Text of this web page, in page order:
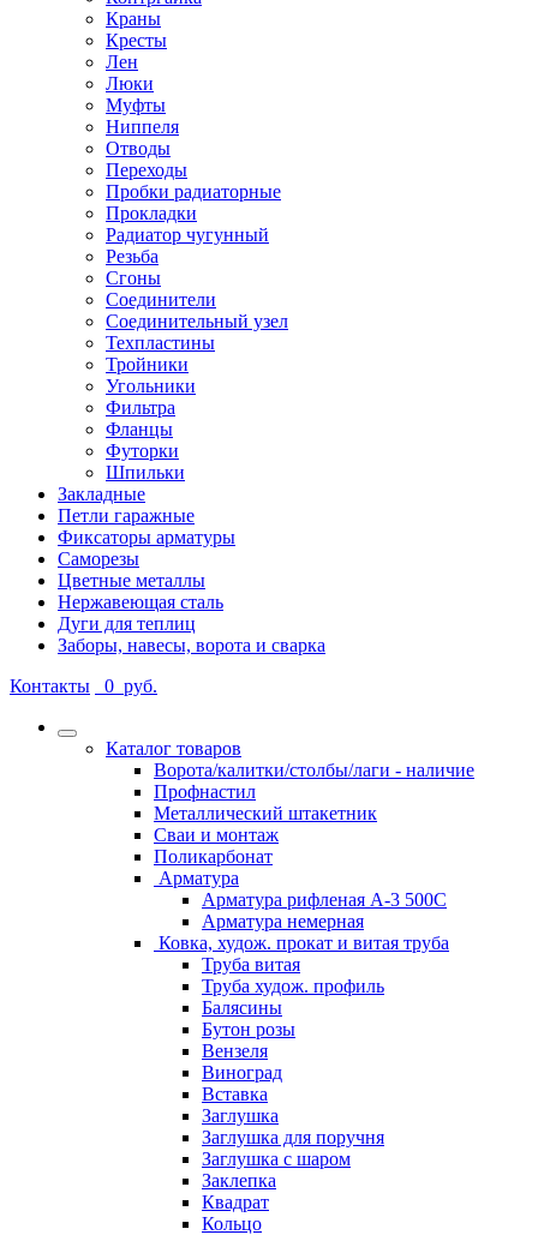
Краны
Кресты
Лен
Люки
Муфты
Ниппеля
Отводы
Переходы
Пробки радиаторные
Прокладки
Радиатор чугунный
Резьба
Сгоны
Соединители
Соединительный узел
Техпластины
Тройники
Угольники
Фильтра
Фланцы
Футорки
Шпильки
Закладные
Петли гаражные
Фиксаторы арматуры
Саморезы
Цветные металлы
Нержавеющая сталь
Дуги для теплиц
Заборы, навесы, ворота и сварка
Контакты
0 руб.
Каталог товаров
Ворота/калитки/столбы/лаги - наличие
Профнастил
Металлический штакетник
Сваи и монтаж
Поликарбонат
Арматура
Арматура рифленая А-3 500С
Арматура немерная
Ковка, худож. прокат и витая труба
Труба витая
Труба худож. профиль
Балясины
Бутон розы
Вензеля
Виноград
Вставка
Заглушка
Заглушка для поручня
Заглушка с шаром
Заклепка
Квадрат
Кольцо